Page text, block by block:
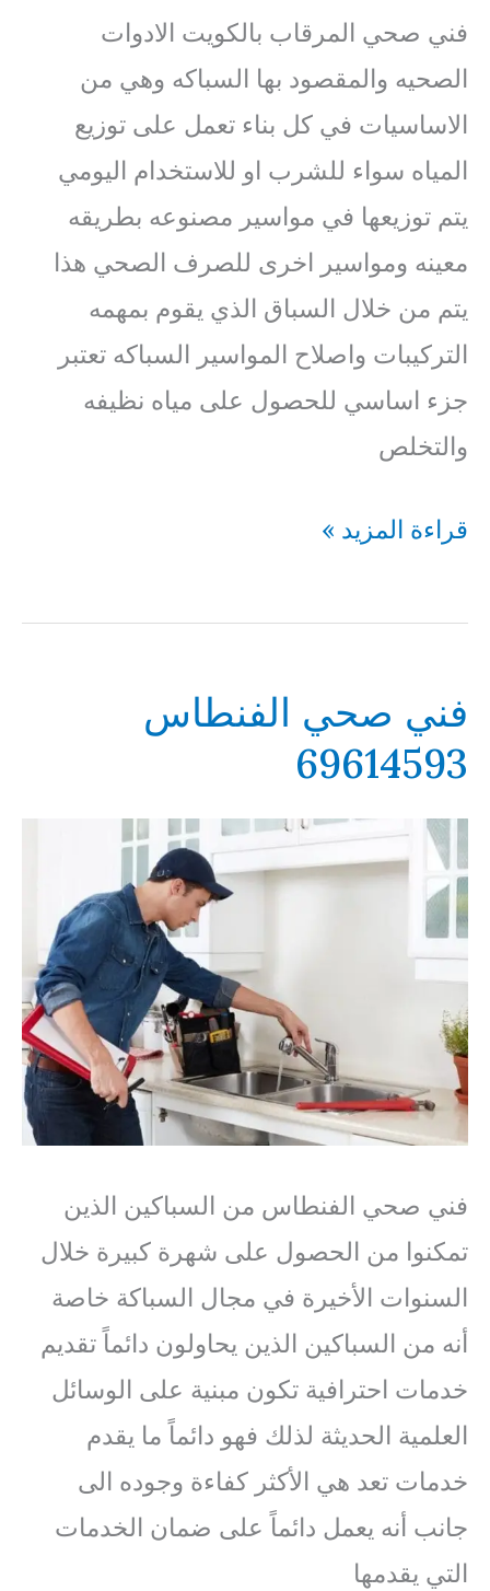
فني صحي المرقاب بالكويت الادوات
الصحيه والمقصود بها السباكه وهي من
الاساسيات في كل بناء تعمل على توزيع
المياه سواء للشرب او للاستخدام اليومي
يتم توزيعها في مواسير مصنوعه بطريقه
معينه ومواسير اخرى للصرف الصحي هذا
يتم من خلال السباق الذي يقوم بمهمه
التركيبات واصلاح المواسير السباكه تعتبر
جزء اساسي للحصول على مياه نظيفه
والتخلص
فني
المرقاب
قراءة المزيد »
فني صحي الفنطاس
69614593
فني صحي الفنطاس من السباكين الذين
تمكنوا من الحصول على شهرة كبيرة خلال
السنوات الأخيرة في مجال السباكة خاصة
أنه من السباكين الذين يحاولون دائماً تقديم
خدمات احترافية تكون مبنية على الوسائل
العلمية الحديثة لذلك فهو دائماً ما يقدم
خدمات تعد هي الأكثر كفاءة وجوده الى
جانب أنه يعمل دائماً على ضمان الخدمات
التي يقدمها